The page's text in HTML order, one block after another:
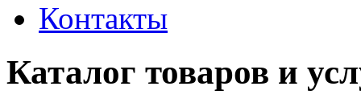
Контакты
Каталог товаров и